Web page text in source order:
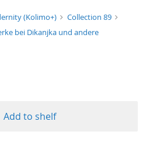
(Kolimo+)
Collection 89
bei Dikanjka und andere
Add to shelf